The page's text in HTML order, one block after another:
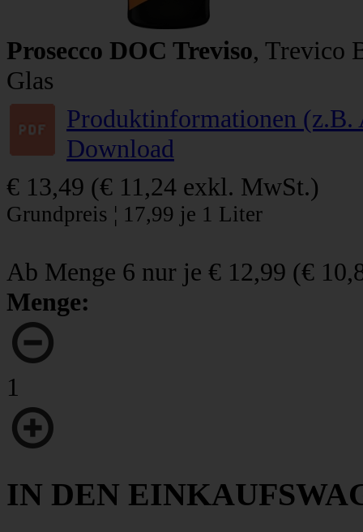
Prosecco DOC Treviso, Trevico
Glas
Produktinformationen
Download
€ 13,49 (€ 11,24 exkl. MwSt.)
Grundpreis ¦ 17,99 je 1 Liter
Ab Menge 6 nur je € 12,99 (€
Menge:
1
IN DEN